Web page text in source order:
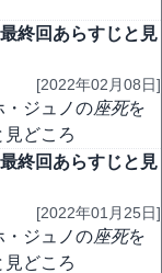
終回あらすじと見
[2022年02月08日]
・ジュノの座死を
どころ
終回あらすじと見
[2022年01月25日]
・ジュノの座死を
どころ